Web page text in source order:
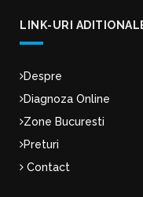
LINK-URI
Despre
Diagnoza Online
Zone Bucuresti
Preturi
Contact